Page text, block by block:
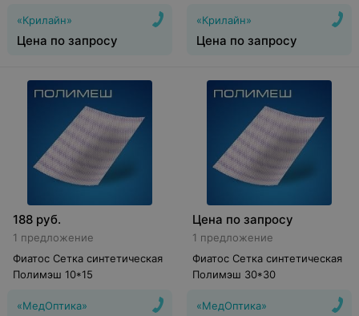
«Крилайн»
Цена по запросу
«Крилайн»
Цена по запросу
188 руб.
1 предложение
Фиатос Сетка синтетическая
Полимэш 10*15
«МедОптика»
Цена по запросу
1 предложение
Фиатос Сетка синтетическая
Полимэш 30*30
«МедОптика»